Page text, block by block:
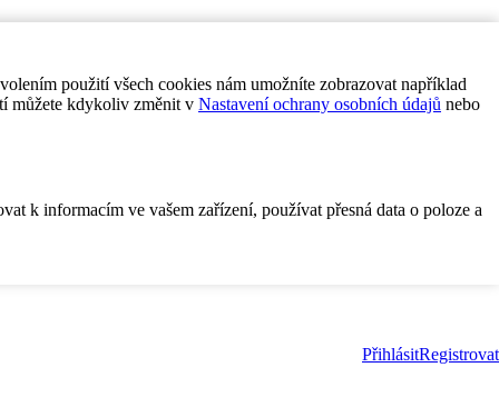
použití všech cookies nám umožníte zobrazovat například
můžete kdykoliv změnit v Nastavení ochrany osobních údajů nebo
k informacím ve vašem zařízení, používat přesná data o poloze a
PřihlásitRegistrovat